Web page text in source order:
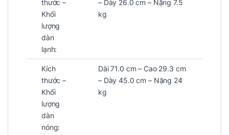
thước –
Khối
lượng
dàn
lạnh:
– Dày 26.0 cm – Nặng 7.5
kg
Kích
thước –
Khối
lượng
dàn
nóng:
Dài 71.0 cm – Cao 29.3 cm
– Dày 45.0 cm – Nặng 24
kg